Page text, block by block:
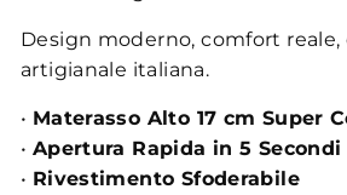
Design moderno, comfort reale,
artigianale italiana.
• Materasso Alto 17 cm Super
• Apertura Rapida in 5 Secondi
• Rivestimento Sfoderabile